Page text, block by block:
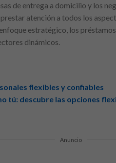
de entrega a domicilio y los
atención a todos los
estratégico, los
dinámicos.
flexibles y confiables
tú: descubre las opciones
Anuncio